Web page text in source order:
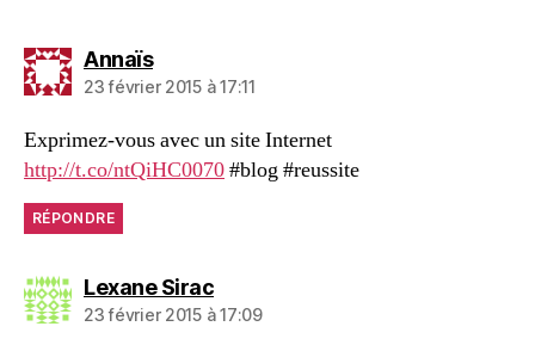
Annaïsdit :
23 février 2015 à 17:11
Exprimez-vous avec un site Internet
http://t.co/ntQiHC0070#blog #reussite
RÉPONDRE
Lexane Siracdit :
23 février 2015 à 17:09